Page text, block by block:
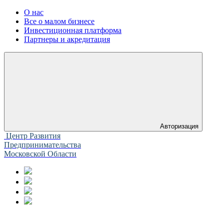
О нас
Все о малом бизнесе
Инвестиционная платформа
Партнеры и акредитация
Авторизация
Центр Развития
Предпринимательства
Московской Области